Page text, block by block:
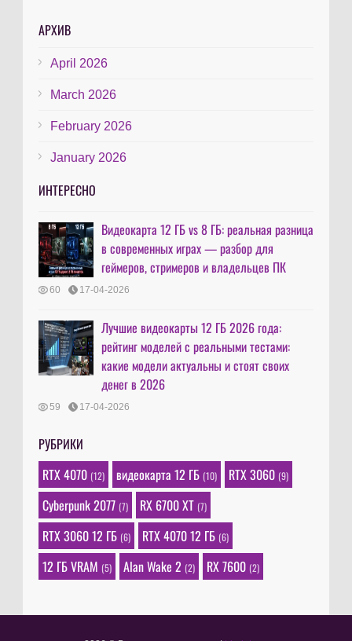
АРХИВ
April 2026
March 2026
February 2026
January 2026
ИНТЕРЕСНО
Видеокарта 12 ГБ vs 8 ГБ: реальная разница
в современных играх — разбор для
геймеров, стримеров и владельцев ПК
60 17-04-2026
Лучшие видеокарты 12 ГБ 2026 года:
рейтинг моделей с реальными тестами:
какие модели актуальны и стоят своих
денег в 2026
59 17-04-2026
РУБРИКИ
RTX 4070 (12) видеокарта 12 ГБ (10) RTX 3060 (9)
Cyberpunk 2077 (7) RX 6700 XT (7)
RTX 3060 12 ГБ (6) RTX 4070 12 ГБ (6)
12 ГБ VRAM (5) Alan Wake 2 (2) RX 7600 (2)